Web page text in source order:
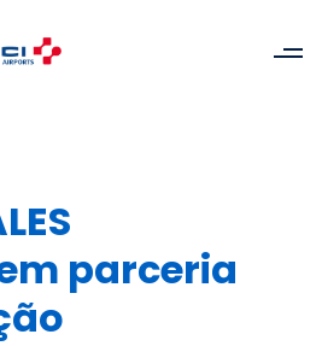
parceria